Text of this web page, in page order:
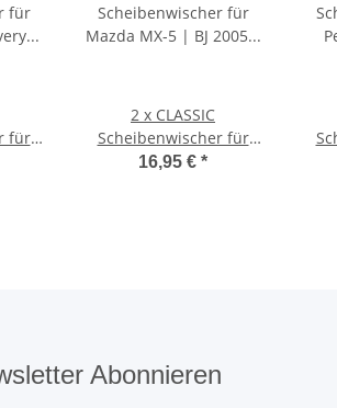
für
I |
2 x CLASSIC
Scheibenwischer für
Mazda MX-5 | BJ 2005 -
16,95 € *
Abonnieren